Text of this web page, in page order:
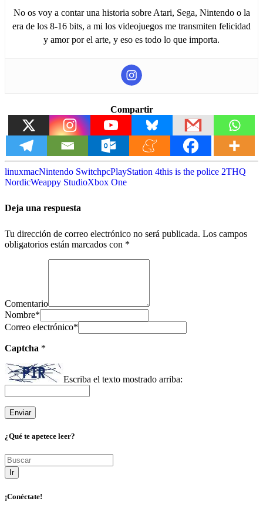
No os voy a contar una historia sobre Atari, Sega, Nintendo o la
era de los 8-16 bits, a mi los videojuegos me transmiten felicidad
y amor por el arte, y eso es todo lo que importa.
Compartir
linuxmacNintendo SwitchpcPlayStation 4this is the police 2THQ
NordicWeappy StudioXbox One
Deja una respuesta
Tu dirección de correo electrónico no será publicada. Los campos
obligatorios están marcados con *
Comentario
Nombre*
Correo electrónico*
Captcha *
Escriba el texto mostrado arriba:
¿Qué te apetece leer?
Ir
¡Conéctate!